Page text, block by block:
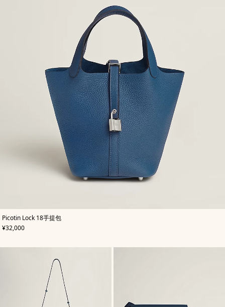
Picotin Lock 18手提包
,颜
色:
蓝
,
价格
¥32,000